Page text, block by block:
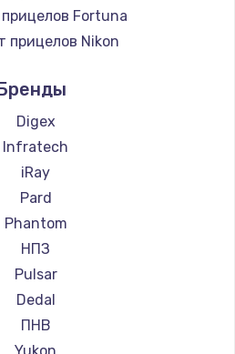
Fortuna
прицелов Nikon
прицелов Nikko
прицелов Hakko
прицелов HALES
прицелов Leica
Vector Optics
Carl Zeiss
прицелов Zeiss
AGM Global Vision
прицелов Pilad
прицелов Arkon
ANYSMART
Digex
Infratech
iRay
Pard
Phantom
НПЗ
Pulsar
Dedal
ПНВ